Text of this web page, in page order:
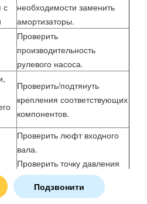
Подзвонити
с
необходимости заменить
амортизаторы.
Проверить
производительность
рулевого насоса.
Проверить/подтянуть
крепления соответствующих
компонентов.
Проверить люфт входного
вала.
Проверить точку давления
рулевого редуктора.
Заменить рулевой редуктор